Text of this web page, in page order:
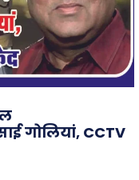
गोलियां, CCTV